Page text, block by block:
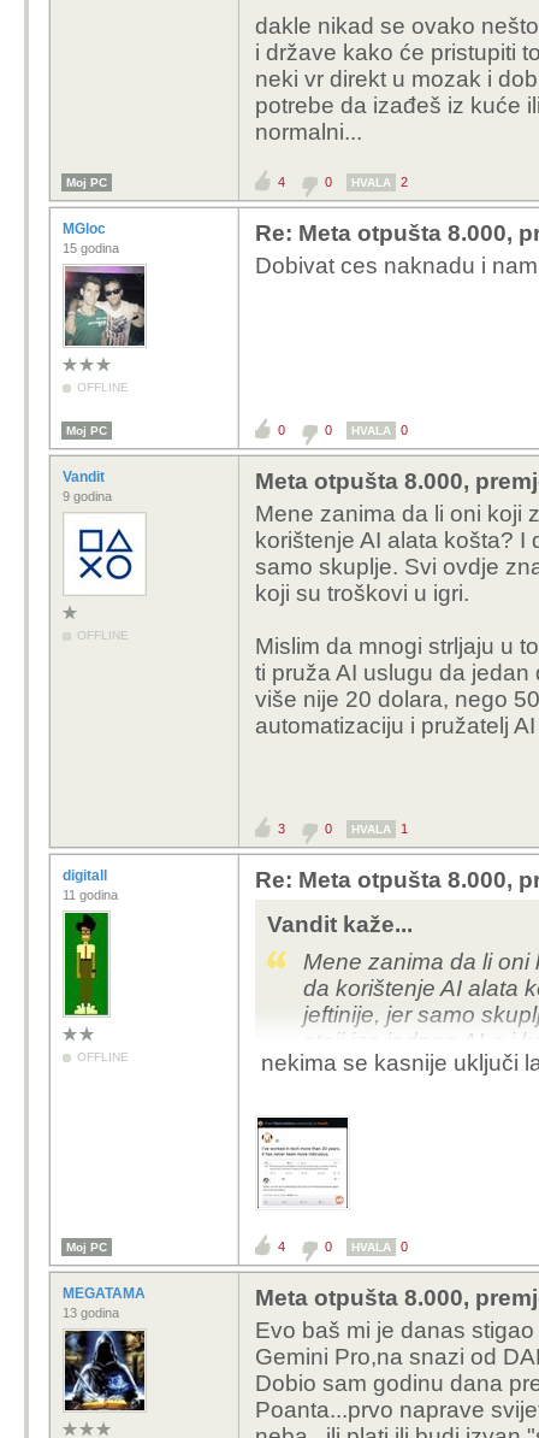
mjesta i da jedan
dakle nikad se ovako
i države kako će pristupiti
neki vr direkt u mozak i
potrebe da izađeš iz kuće
normalni...
Moj PC 4 0 HVALA 2
MGloc
15 godina
OFFLINE
Re: Meta otpušta 8.000,
Dobivat ces naknadu i
Moj PC 0 0 HVALA 0
Vandit
9 godina
OFFLINE
Meta otpušta 8.000,
Mene zanima da li oni koji
korištenje AI alata košta?
samo skuplje. Svi ovdje
koji su troškovi u igri.
Mislim da mnogi strljaju u
ti pruža AI uslugu da
više nije 20 dolara, nego
automatizaciju i pružatelj
3 0 HVALA 1
digitall
11 godina
OFFLINE
Re: Meta otpušta 8.000,
Vandit kaže...
Mene zanima da li
da korištenje AI alata
jeftinije, jer samo
stoji iza jednog AI-a i
firmu koja ti pruža AI
paket tokena ti više
korisnitiš neki AI alat
jednostavno
nekima se kasnije uključi
Moj PC 4 0 HVALA 0
MEGATAMA
13 godina
Meta otpušta 8.000,
Evo baš mi je danas
Gemini Pro,na snazi od
Dobio sam godinu dana
Poanta...prvo naprave